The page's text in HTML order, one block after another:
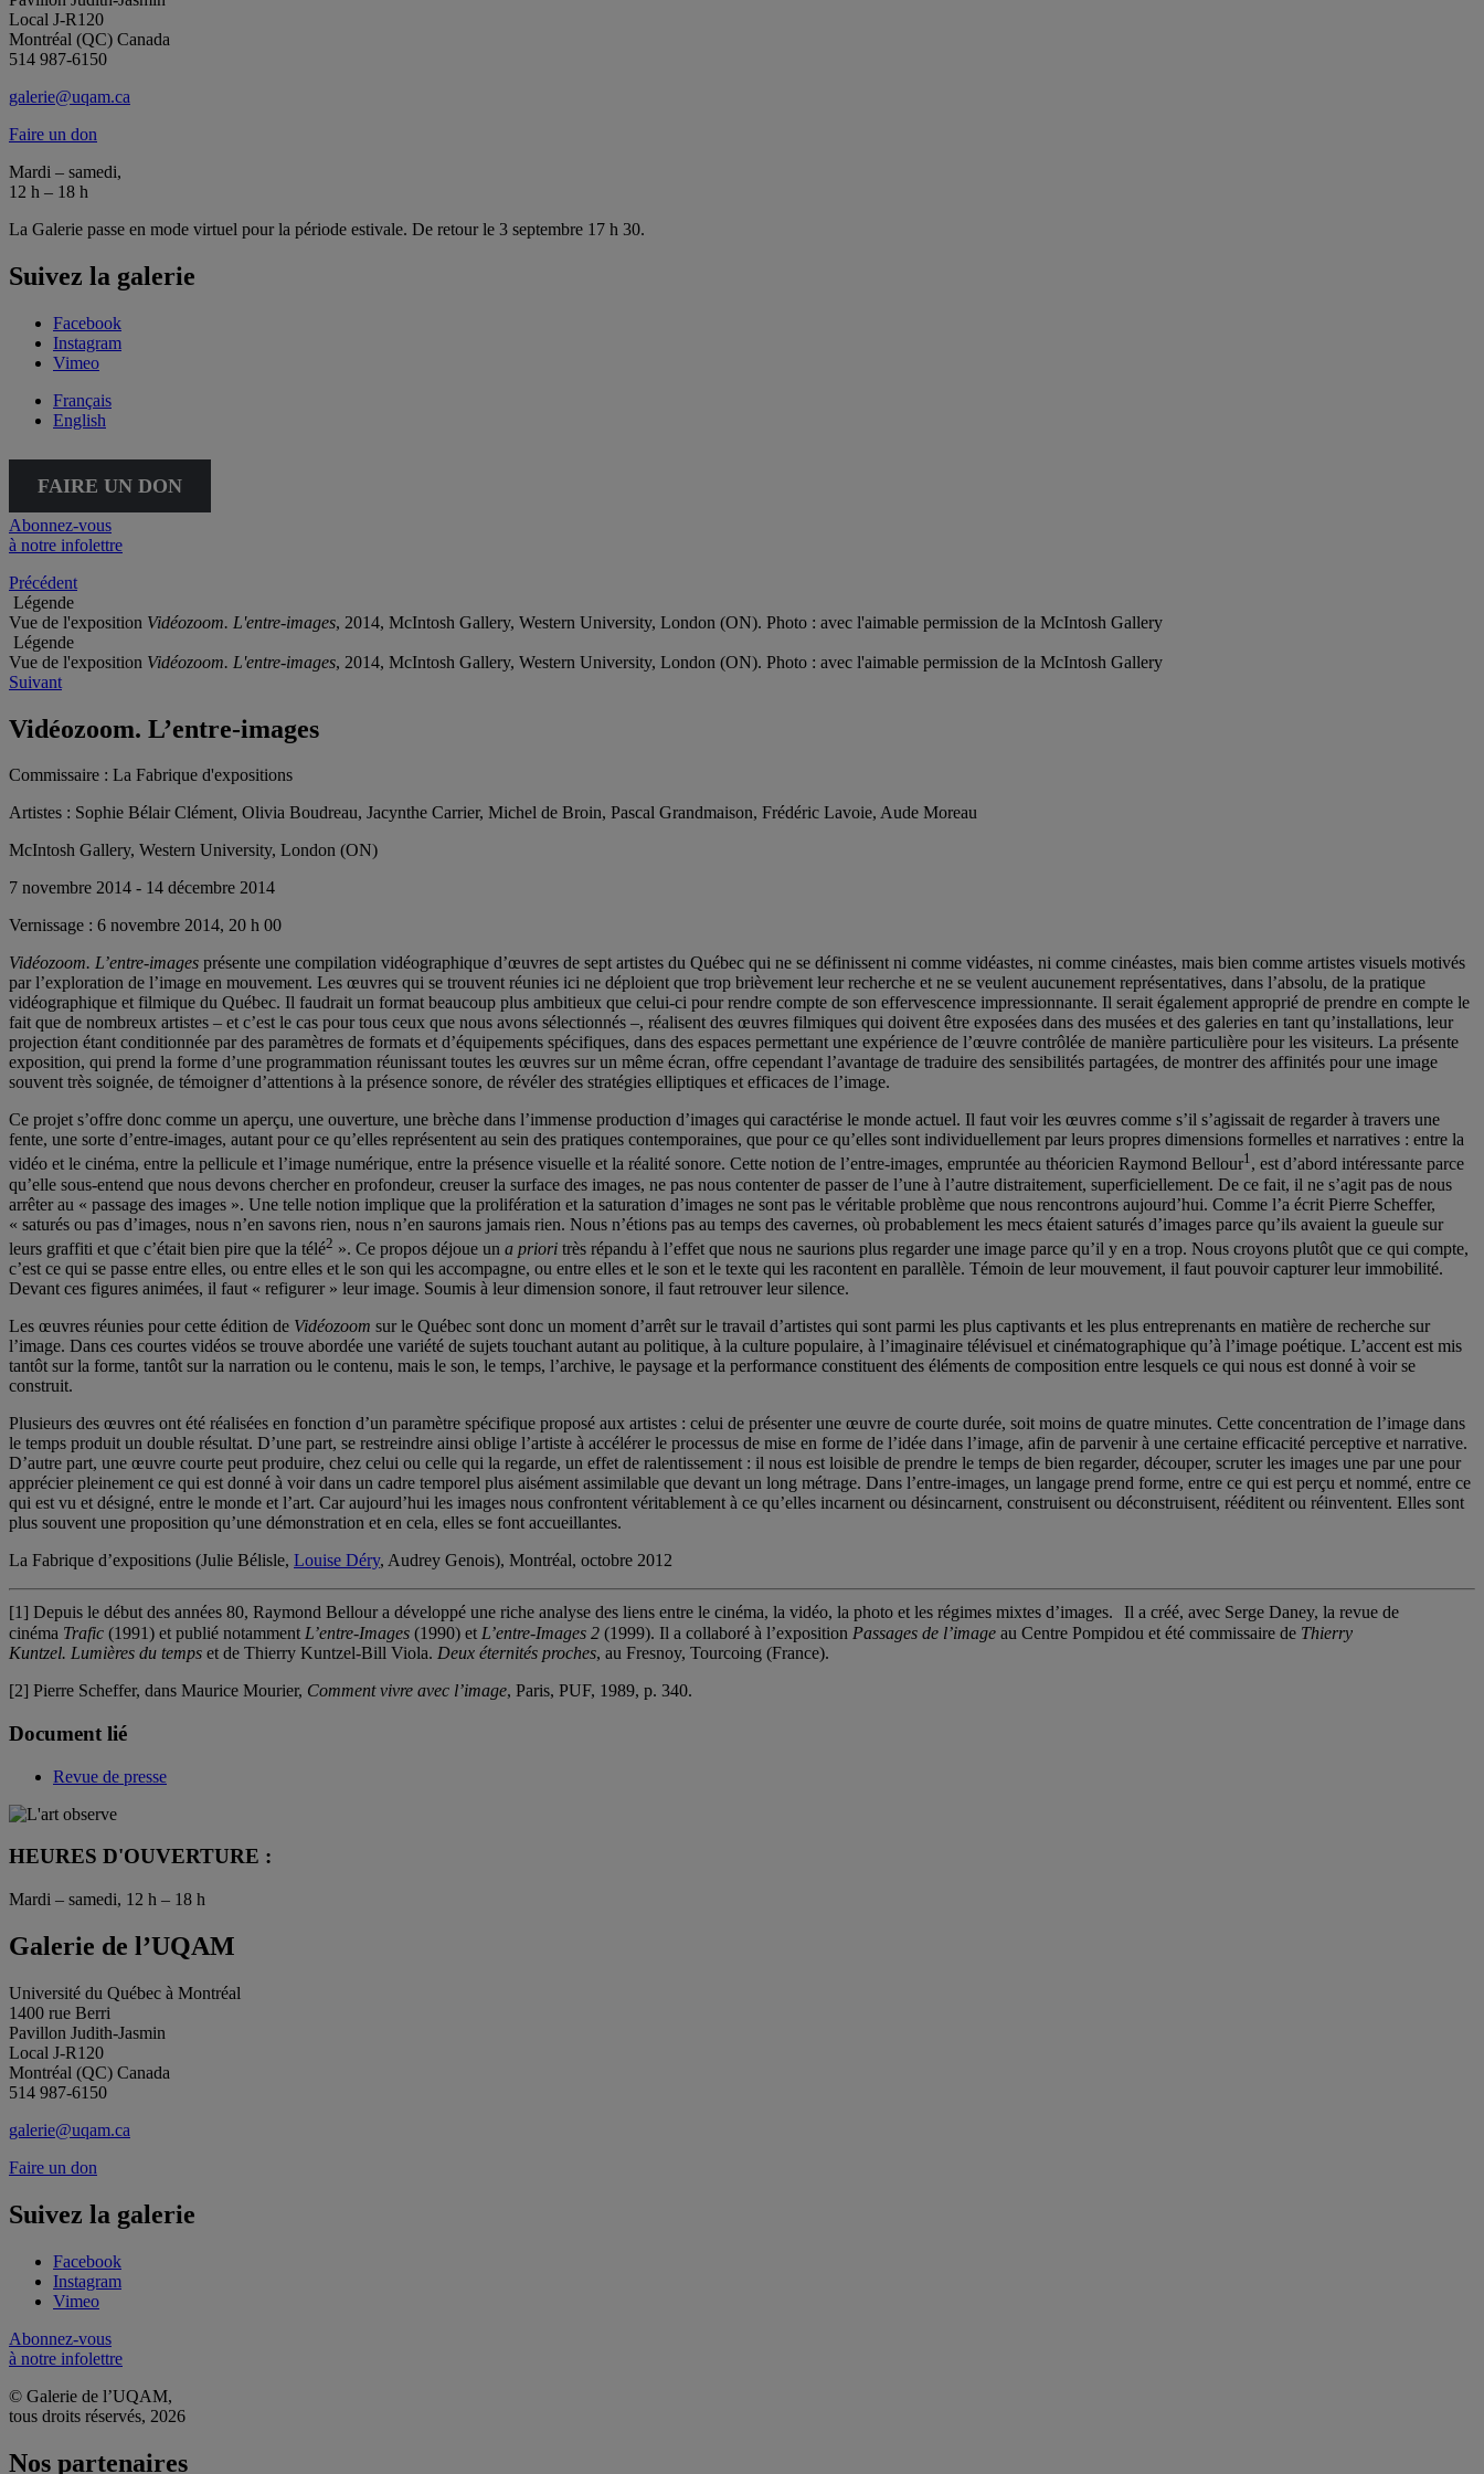
Local J-R120
Montréal (QC) Canada
514 987-6150
galerie@uqam.ca
Faire un don
Mardi – samedi,
12 h – 18 h
La Galerie passe en mode virtuel pour la période estivale. De retour le 3 septembre 17 h 30.
Suivez la galerie
Facebook
Instagram
Vimeo
Français
English
FAIRE UN DON
Abonnez-vous
à notre infolettre
Précédent
Légende
Vue de l'exposition Vidéozoom. L'entre-images, 2014, McIntosh Gallery, Western University, London (ON). Photo : avec l'aimable permission de la McIntosh Gallery
Légende
Vue de l'exposition Vidéozoom. L'entre-images, 2014, McIntosh Gallery, Western University, London (ON). Photo : avec l'aimable permission de la McIntosh Gallery
Suivant
Vidéozoom. L’entre-images
Commissaire : La Fabrique d'expositions
Artistes : Sophie Bélair Clément, Olivia Boudreau, Jacynthe Carrier, Michel de Broin, Pascal Grandmaison, Frédéric Lavoie, Aude Moreau
McIntosh Gallery, Western University, London (ON)
7 novembre 2014 - 14 décembre 2014
Vernissage : 6 novembre 2014, 20 h 00
Vidéozoom. L’entre-images présente une compilation vidéographique d’œuvres de sept artistes du Québec qui ne se définissent ni comme vidéastes, ni comme cinéastes, mais bien comme artistes visuels motivés
par l’exploration de l’image en mouvement. Les œuvres qui se trouvent réunies ici ne déploient que trop brièvement leur recherche et ne se veulent aucunement représentatives, dans l’absolu, de la pratique
vidéographique et filmique du Québec. Il faudrait un format beaucoup plus ambitieux que celui-ci pour rendre compte de son effervescence impressionnante. Il serait également approprié de prendre en compte le
fait que de nombreux artistes – et c’est le cas pour tous ceux que nous avons sélectionnés –, réalisent des œuvres filmiques qui doivent être exposées dans des musées et des galeries en tant qu’installations, leur
projection étant conditionnée par des paramètres de formats et d’équipements spécifiques, dans des espaces permettant une expérience de l’œuvre contrôlée de manière particulière pour les visiteurs. La présente
exposition, qui prend la forme d’une programmation réunissant toutes les œuvres sur un même écran, offre cependant l’avantage de traduire des sensibilités partagées, de montrer des affinités pour une image
souvent très soignée, de témoigner d’attentions à la présence sonore, de révéler des stratégies elliptiques et efficaces de l’image.
Ce projet s’offre donc comme un aperçu, une ouverture, une brèche dans l’immense production d’images qui caractérise le monde actuel. Il faut voir les œuvres comme s’il s’agissait de regarder à travers une
fente, une sorte d’entre-images, autant pour ce qu’elles représentent au sein des pratiques contemporaines, que pour ce qu’elles sont individuellement par leurs propres dimensions formelles et narratives : entre la
vidéo et le cinéma, entre la pellicule et l’image numérique, entre la présence visuelle et la réalité sonore. Cette notion de l’entre-images, empruntée au théoricien Raymond Bellour1, est d’abord intéressante parce
qu’elle sous-entend que nous devons chercher en profondeur, creuser la surface des images, ne pas nous contenter de passer de l’une à l’autre distraitement, superficiellement. De ce fait, il ne s’agit pas de nous
arrêter au « passage des images ». Une telle notion implique que la prolifération et la saturation d’images ne sont pas le véritable problème que nous rencontrons aujourd’hui. Comme l’a écrit Pierre Scheffer,
« saturés ou pas d’images, nous n’en savons rien, nous n’en saurons jamais rien. Nous n’étions pas au temps des cavernes, où probablement les mecs étaient saturés d’images parce qu’ils avaient la gueule sur
leurs graffiti et que c’était bien pire que la télé2 ». Ce propos déjoue un a priori très répandu à l’effet que nous ne saurions plus regarder une image parce qu’il y en a trop. Nous croyons plutôt que ce qui compte,
c’est ce qui se passe entre elles, ou entre elles et le son qui les accompagne, ou entre elles et le son et le texte qui les racontent en parallèle. Témoin de leur mouvement, il faut pouvoir capturer leur immobilité.
Devant ces figures animées, il faut « refigurer » leur image. Soumis à leur dimension sonore, il faut retrouver leur silence.
Les œuvres réunies pour cette édition de Vidéozoom sur le Québec sont donc un moment d’arrêt sur le travail d’artistes qui sont parmi les plus captivants et les plus entreprenants en matière de recherche sur
l’image. Dans ces courtes vidéos se trouve abordée une variété de sujets touchant autant au politique, à la culture populaire, à l’imaginaire télévisuel et cinématographique qu’à l’image poétique. L’accent est mis
tantôt sur la forme, tantôt sur la narration ou le contenu, mais le son, le temps, l’archive, le paysage et la performance constituent des éléments de composition entre lesquels ce qui nous est donné à voir se
construit.
Plusieurs des œuvres ont été réalisées en fonction d’un paramètre spécifique proposé aux artistes : celui de présenter une œuvre de courte durée, soit moins de quatre minutes. Cette concentration de l’image dans
le temps produit un double résultat. D’une part, se restreindre ainsi oblige l’artiste à accélérer le processus de mise en forme de l’idée dans l’image, afin de parvenir à une certaine efficacité perceptive et narrative.
D’autre part, une œuvre courte peut produire, chez celui ou celle qui la regarde, un effet de ralentissement : il nous est loisible de prendre le temps de bien regarder, découper, scruter les images une par une pour
apprécier pleinement ce qui est donné à voir dans un cadre temporel plus aisément assimilable que devant un long métrage. Dans l’entre-images, un langage prend forme, entre ce qui est perçu et nommé, entre ce
qui est vu et désigné, entre le monde et l’art. Car aujourd’hui les images nous confrontent véritablement à ce qu’elles incarnent ou désincarnent, construisent ou déconstruisent, rééditent ou réinventent. Elles sont
plus souvent une proposition qu’une démonstration et en cela, elles se font accueillantes.
La Fabrique d’expositions (Julie Bélisle, Louise Déry, Audrey Genois), Montréal, octobre 2012
[1] Depuis le début des années 80, Raymond Bellour a développé une riche analyse des liens entre le cinéma, la vidéo, la photo et les régimes mixtes d’images. Il a créé, avec Serge Daney, la revue de
cinéma Trafic (1991) et publié notamment L’entre-Images (1990) et L’entre-Images 2 (1999). Il a collaboré à l’exposition Passages de l’image au Centre Pompidou et été commissaire de Thierry
Kuntzel. Lumières du temps et de Thierry Kuntzel-Bill Viola. Deux éternités proches, au Fresnoy, Tourcoing (France).
[2] Pierre Scheffer, dans Maurice Mourier, Comment vivre avec l’image, Paris, PUF, 1989, p. 340.
Document lié
Revue de presse
HEURES D'OUVERTURE :
Mardi – samedi, 12 h – 18 h
Galerie de l’UQAM
Université du Québec à Montréal
1400 rue Berri
Pavillon Judith-Jasmin
Local J-R120
Montréal (QC) Canada
514 987-6150
galerie@uqam.ca
Faire un don
Suivez la galerie
Facebook
Instagram
Vimeo
Abonnez-vous
à notre infolettre
© Galerie de l’UQAM,
tous droits réservés, 2026
Nos partenaires